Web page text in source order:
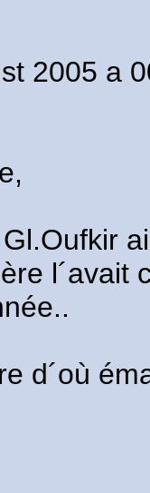
2005 a
l´avait
d´où